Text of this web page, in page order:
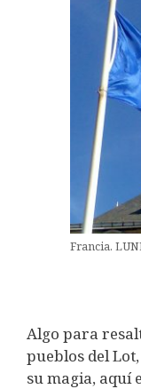
Francia.
Algo para
pueblos del
su magia, aquí